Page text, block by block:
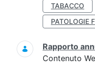
TABACCO
PATOLOGIE
Rapporto
Contenuto